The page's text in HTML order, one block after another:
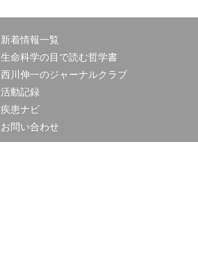
新着情報一覧
生命科学の目で読む哲学書
西川伸一のジャーナルクラブ
活動記録
疾患ナビ
お問い合わせ